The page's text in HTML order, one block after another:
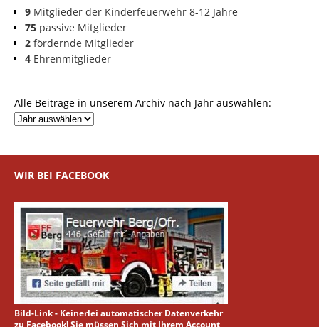
9 Mitglieder der Kinderfeuerwehr 8-12 Jahre
75 passive Mitglieder
2 fördernde Mitglieder
4 Ehrenmitglieder
Alle Beiträge in unserem Archiv nach Jahr auswählen:
WIR BEI FACEBOOK
Bild-Link - Keinerlei automatischer Datenverkehr
zu Facebook! Sie müssen Sich mit Ihrem Account